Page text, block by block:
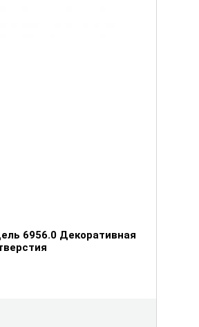
6956.0 Декоративная